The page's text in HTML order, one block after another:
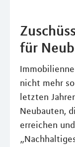
für
nicht mehr
letzten
Neubauten,
erreichen